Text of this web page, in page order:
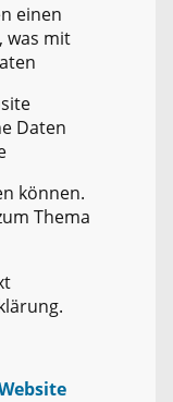
einen
was mit
Daten
können.
Thema